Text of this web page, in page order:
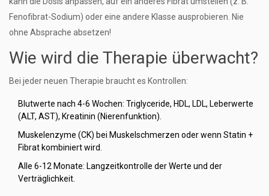
Fenofibrat-Sodium) oder eine andere Klasse ausprobieren. Nie
ohne Absprache absetzen!
Wie wird die Therapie überwacht?
Bei jeder neuen Therapie braucht es Kontrollen:
Blutwerte nach 4-6 Wochen: Triglyceride, HDL, LDL, Leberwerte
(ALT, AST), Kreatinin (Nierenfunktion).
Muskelenzyme (CK) bei Muskelschmerzen oder wenn Statin +
Fibrat kombiniert wird.
Alle 6-12 Monate: Langzeitkontrolle der Werte und der
Verträglichkeit.